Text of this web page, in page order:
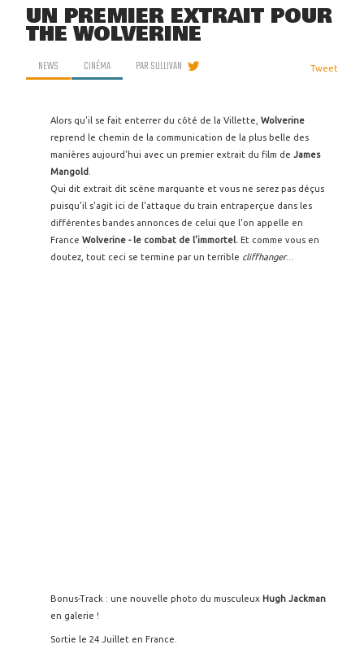
UN PREMIER EXTRAIT POUR
THE WOLVERINE
NEWS CINÉMA PARSULLIVAN Tweet
Alors qu'il se fait enterrer du côté de la Villette, Wolverine
reprend le chemin de la communication de la plus belle des
manières aujourd'hui avec un premier extrait du film de James
Mangold
Qui dit extrait dit scène marquante et vous ne serez pas déçus
puisqu'il s'agit ici de l'attaque du train entraperçue dans les
différentes bandes annonces de celui que l'on appelle en
France Wolverine - le combat de l'immortel. Et comme vous en
doutez, tout ceci se termine par un terrible cliffhanger...
Bonus-Track : une nouvelle photo du musculeux Hugh Jackman
en galerie !
Sortie le 24 Juillet en France.